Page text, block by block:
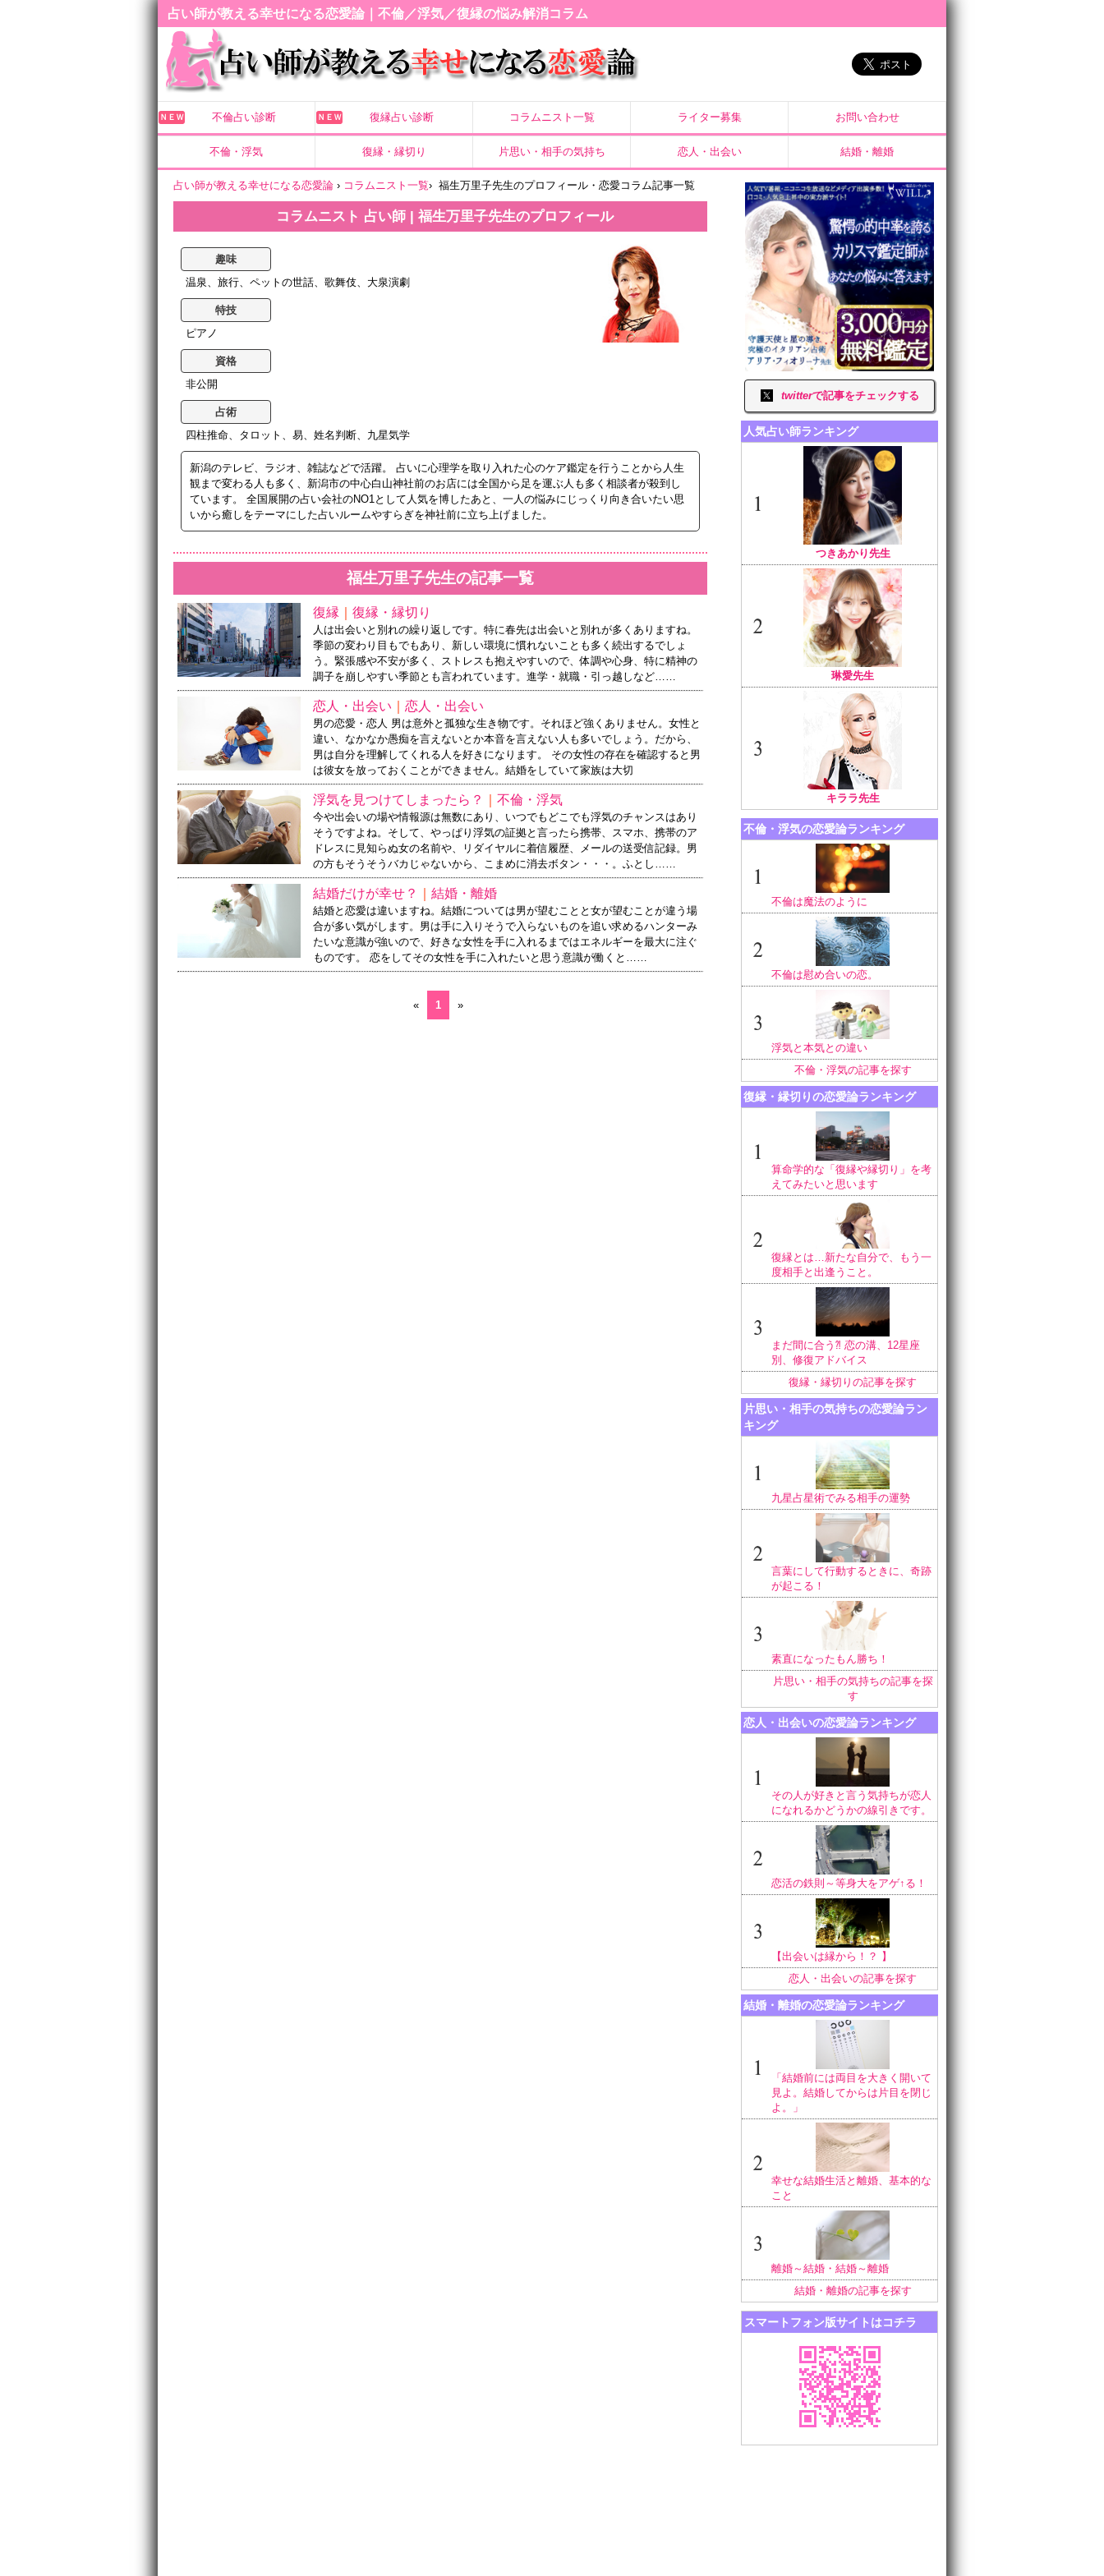
占い師が教える幸せになる恋愛論｜不倫／浮気／復縁の悩み解消コラム
ＮＥＷ 不倫占い診断 ＮＥＷ 復縁占い診断 コラムニスト一覧 ライター募集 お問い合わせ
不倫・浮気 復縁・縁切り 片思い・相手の気持ち 恋人・出会い 結婚・離婚
占い師が教える幸せになる恋愛論 › コラムニスト一覧› 福生万里子先生のプロフィール・恋愛コラム記事一覧
コラムニスト 占い師 | 福生万里子先生のプロフィール
趣味
温泉、旅行、ペットの世話、歌舞伎、大泉演劇
特技
ピアノ
資格
非公開
占術
四柱推命、タロット、易、姓名判断、九星気学
新潟のテレビ、ラジオ、雑誌などで活躍。 占いに心理学を取り入れた心のケア鑑定を行うことから人生
観まで変わる人も多く、新潟市の中心白山神社前のお店には全国から足を運ぶ人も多く相談者が殺到し
ています。 全国展開の占い会社のNO1として人気を博したあと、一人の悩みにじっくり向き合いたい思
いから癒しをテーマにした占いルームやすらぎを神社前に立ち上げました。
福生万里子先生の記事一覧
復縁 ｜復縁・縁切り
人は出会いと別れの繰り返しです。特に春先は出会いと別れが多くありますね。
季節の変わり目もでもあり、新しい環境に慣れないことも多く続出するでしょ
う。緊張感や不安が多く、ストレスも抱えやすいので、体調や心身、特に精神の
調子を崩しやすい季節とも言われています。進学・就職・引っ越しなど……
恋人・出会い ｜恋人・出会い
男の恋愛・恋人 男は意外と孤独な生き物です。それほど強くありません。女性と
違い、なかなか愚痴を言えないとか本音を言えない人も多いでしょう。だから、
男は自分を理解してくれる人を好きになります。 その女性の存在を確認すると男
は彼女を放っておくことができません。結婚をしていて家族は大切
浮気を見つけてしまったら？ ｜不倫・浮気
今や出会いの場や情報源は無数にあり、いつでもどこでも浮気のチャンスはあり
そうですよね。そして、やっぱり浮気の証拠と言ったら携帯、スマホ、携帯のア
ドレスに見知らぬ女の名前や、リダイヤルに着信履歴、メールの送受信記録。男
の方もそうそうバカじゃないから、こまめに消去ボタン・・・。ふとし……
結婚だけが幸せ？ ｜結婚・離婚
結婚と恋愛は違いますね。結婚については男が望むことと女が望むことが違う場
合が多い気がします。男は手に入りそうで入らないものを追い求めるハンターみ
たいな意識が強いので、好きな女性を手に入れるまではエネルギーを最大に注ぐ
ものです。 恋をしてその女性を手に入れたいと思う意識が働くと……
« 1 »
twitterで記事をチェックする
人気占い師ランキング
つきあかり先生
琳愛先生
キララ先生
不倫・浮気の恋愛論ランキング
不倫は魔法のように
不倫は慰め合いの恋。
浮気と本気との違い
不倫・浮気の記事を探す
復縁・縁切りの恋愛論ランキング
算命学的な「復縁や縁切り」を考
えてみたいと思います
復縁とは…新たな自分で、もう一
度相手と出逢うこと。
まだ間に合う⁈ 恋の溝、12星座
別、修復アドバイス
復縁・縁切りの記事を探す
片思い・相手の気持ちの恋愛論ラン
キング
九星占星術でみる相手の運勢
言葉にして行動するときに、奇跡
が起こる！
素直になったもん勝ち！
片思い・相手の気持ちの記事を探
す
恋人・出会いの恋愛論ランキング
その人が好きと言う気持ちが恋人
になれるかどうかの線引きです。
恋活の鉄則～等身大をアゲ↑る！
【出会いは縁から！？ 】
恋人・出会いの記事を探す
結婚・離婚の恋愛論ランキング
「結婚前には両目を大きく開いて
見よ。結婚してからは片目を閉じ
よ。」
幸せな結婚生活と離婚、基本的な
こと
離婚～結婚・結婚～離婚
結婚・離婚の記事を探す
スマートフォン版サイトはコチラ